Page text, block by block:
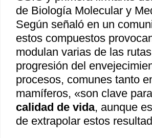
de Biología Molecular y
Según señaló en un
estos compuestos
modulan varias de las
progresión del
procesos, comunes tanto
mamíferos, «son clave para
calidad de vida, aunque
de extrapolar estos